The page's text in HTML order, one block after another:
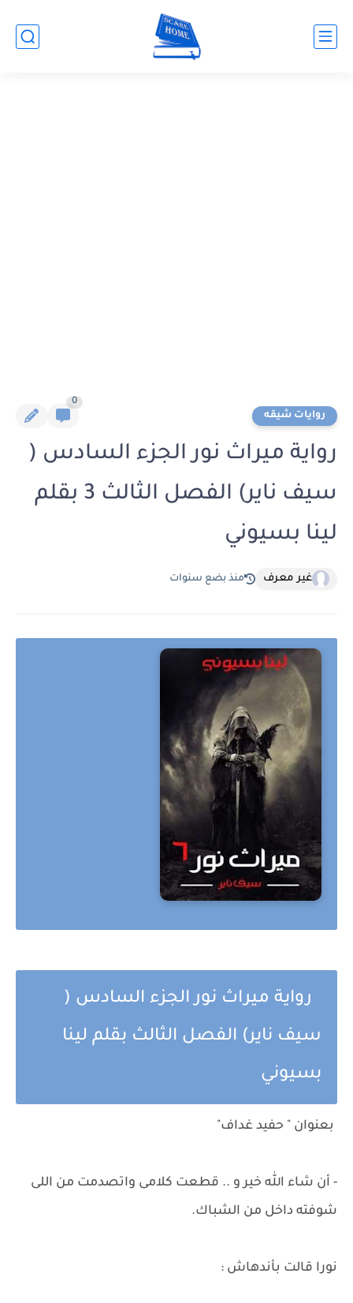
روايات شيقه
0
رواية ميراث نور الجزء السادس (
سيف ناير) الفصل الثالث 3 بقلم
لينا بسيوني
غير معرف منذ بضع سنوات
رواية ميراث نور الجزء السادس (
سيف ناير) الفصل الثالث بقلم لينا
بسيوني
بعنوان " حفيد غداف"
- أن شاء الله خير و .. قطعت كلامى واتصدمت من اللى
شوفته داخل من الشباك.
نورا قالت بأندهاش :